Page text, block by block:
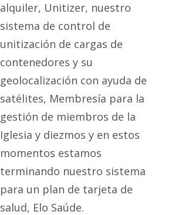
alquiler, Unitizer, nuestro
sistema de control de
unitización de cargas de
contenedores y su
geolocalización con ayuda de
satélites, Membresía para la
gestión de miembros de la
Iglesia y diezmos y en estos
momentos estamos
terminando nuestro sistema
para un plan de tarjeta de
salud, Elo Saúde.